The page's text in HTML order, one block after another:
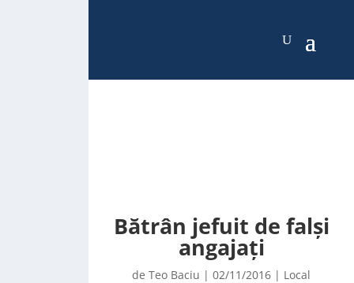
Bătrân jefuit de falși
angajați
de Teo Baciu | 02/11/2016 | Local